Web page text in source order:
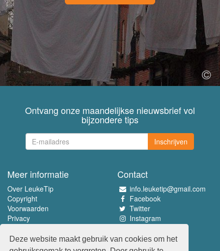
Deze website maakt gebruik van cookies om het
Ontvang onze maandelijkse nieuwsbrief vol
bijzondere tips
Inschrijven
Meer informatie
Over LeukeTip
Copyright
Voorwaarden
Privacy
Contact
info.leuketip@gmail.com
Facebook
Twitter
Instagram
Beleef het allerleukste